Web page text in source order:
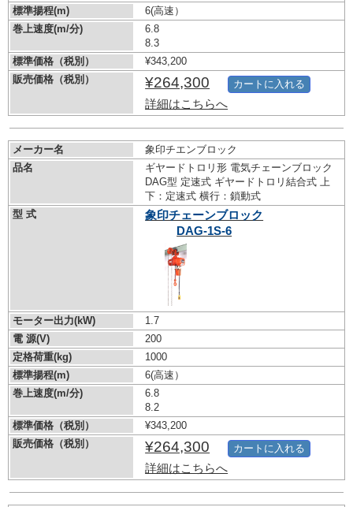
標準揚程(m)
6(高速）
巻上速度(m/分)
6.8
8.3
標準価格（税別）
¥343,200
販売価格（税別）
¥264,300
詳細はこちらへ
カートに入れる
メーカー名
象印チエンブロック
品名
ギヤードトロリ形 電気チェーンブロック
DAG型 定速式 ギヤードトロリ結合式 上
下：定速式 横行：鎖動式
型 式
象印チェーンブロック
DAG-1S-6
モーター出力(kW)
1.7
電 源(V)
200
定格荷重(kg)
1000
標準揚程(m)
6(高速）
巻上速度(m/分)
6.8
8.2
標準価格（税別）
¥343,200
販売価格（税別）
¥264,300
詳細はこちらへ
カートに入れる